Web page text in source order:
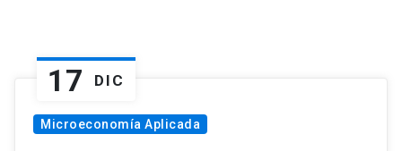
17 DIC
Microeconomía Aplicada